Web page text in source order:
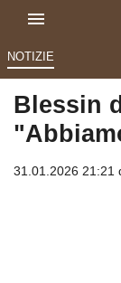
NOTIZIE
Blessin
31.01.2026 21:21